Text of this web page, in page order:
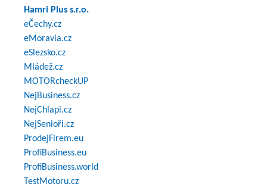
Hamri Plus s.r.o.
eČechy.cz
eMoravia.cz
eSlezsko.cz
Mládež.cz
MOTORcheckUP
NejBusiness.cz
NejChlapi.cz
NejSenioři.cz
ProdejFirem.eu
ProfiBusiness.eu
ProfiBusiness.world
TestMotoru.cz